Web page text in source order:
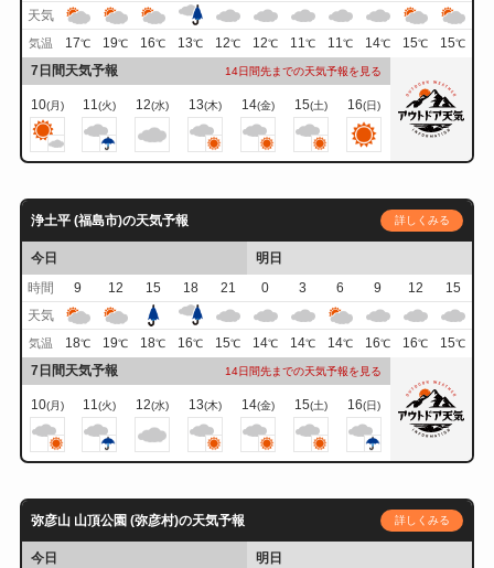
天気
気温 17℃ 19℃ 16℃ 13℃ 12℃ 12℃ 11℃ 11℃ 14℃ 15℃ 15℃
7日間天気予報 14日間先までの天気予報を見る
10(月) 11(火) 12(水) 13(木) 14(金) 15(土) 16(日)
浄土平 (福島市)の天気予報 詳しくみる
今日
明日
時間
9 12 15 18 21 0 3 6 9 12
15
天気
気温 18℃ 19℃ 18℃ 16℃ 15℃ 14℃ 14℃ 14℃ 16℃ 16℃ 15℃
7日間天気予報 14日間先までの天気予報を見る
10(月) 11(火) 12(水) 13(木) 14(金) 15(土) 16(日)
弥彦山 山頂公園 (弥彦村)の天気予報 詳しくみる
今日
明日